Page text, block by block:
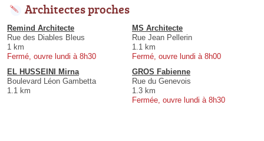
Architectes proches
Remind Architecte
Rue des Diables Bleus
1 km
Fermé, ouvre lundi à 8h30
MS Architecte
Rue Jean Pellerin
1.1 km
Fermé, ouvre lundi à 8h00
EL HUSSEINI Mirna
Boulevard Léon Gambetta
1.1 km
GROS Fabienne
Rue du Genevois
1.3 km
Fermée, ouvre lundi à 8h30